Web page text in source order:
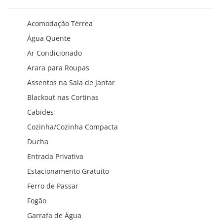
Acomodação Térrea
Água Quente
Ar Condicionado
Arara para Roupas
Assentos na Sala de Jantar
Blackout nas Cortinas
Cabides
Cozinha/Cozinha Compacta
Ducha
Entrada Privativa
Estacionamento Gratuito
Ferro de Passar
Fogão
Garrafa de Água